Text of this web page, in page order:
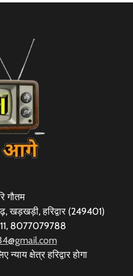
गौतम
खड़खड़ी, हरिद्वार (249401)
8077079788
क्षेत्र हरिद्वार होगा